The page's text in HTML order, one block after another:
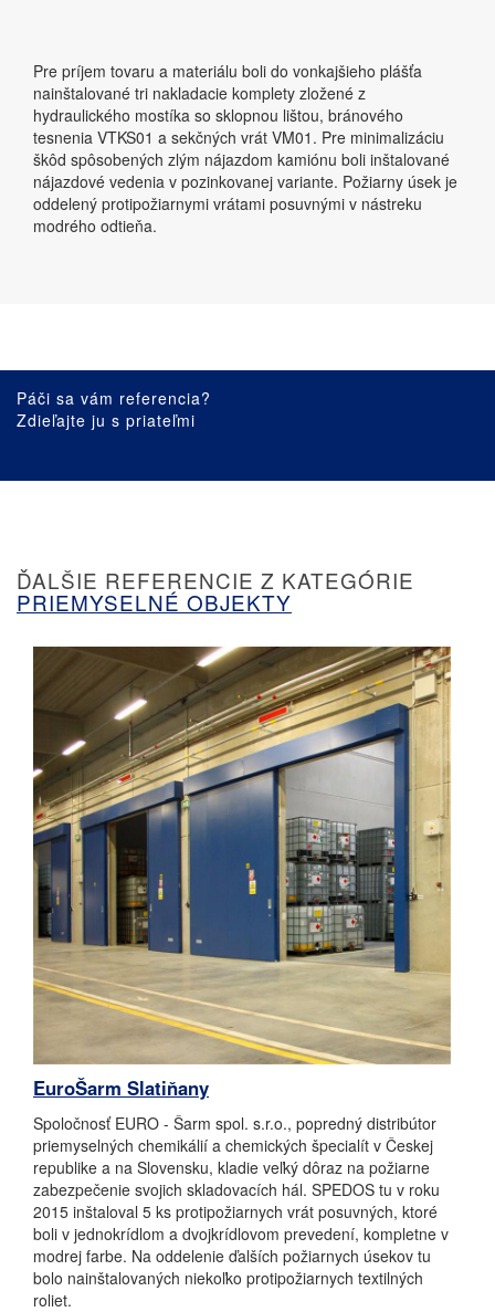
Pre príjem tovaru a materiálu boli do vonkajšieho plášťa
nainštalované tri nakladacie komplety zložené z
hydraulického mostíka so sklopnou lištou, bránového
tesnenia VTKS01 a sekčných vrát VM01. Pre minimalizáciu
škôd spôsobených zlým nájazdom kamiónu boli inštalované
nájazdové vedenia v pozinkovanej variante. Požiarny úsek je
oddelený protipožiarnymi vrátami posuvnými v nástreku
modrého odtieňa.
Páči sa vám referencia?
Zdieľajte ju s priateľmi
ĎALŠIE REFERENCIE Z KATEGÓRIE
PRIEMYSELNÉ OBJEKTY
EuroŠarm Slatiňany
Spoločnosť EURO - Šarm spol. s.r.o., popredný distribútor
priemyselných chemikálií a chemických špecialít v Českej
republike a na Slovensku, kladie veľký dôraz na požiarne
zabezpečenie svojich skladovacích hál. SPEDOS tu v roku
2015 inštaloval 5 ks protipožiarnych vrát posuvných, ktoré
boli v jednokrídlom a dvojkrídlovom prevedení, kompletne v
modrej farbe. Na oddelenie ďalších požiarnych úsekov tu
bolo nainštalovaných niekoľko protipožiarnych textilných
roliet.